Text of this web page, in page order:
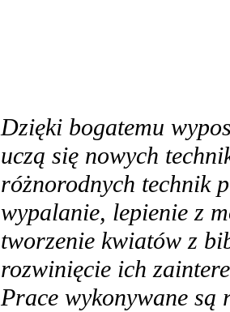
Dzięki bogatemu
uczą się nowych
różnorodnych technik
wypalanie, lepienie z
tworzenie kwiatów z
rozwinięcie ich
Prace wykonywane są